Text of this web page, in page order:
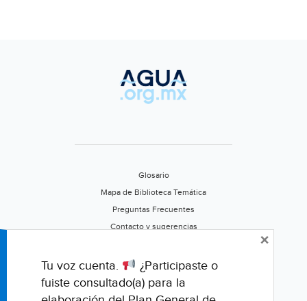
Glosario
Mapa de Biblioteca Temática
Preguntas Frecuentes
Contacto y sugerencias
Califica este portal
Tu voz cuenta.
¿Participaste o
fuiste consultado(a) para la
×